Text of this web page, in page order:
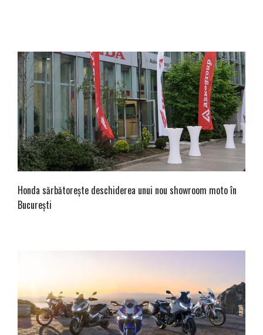
Honda sărbătorește deschiderea unui nou showroom moto în
București